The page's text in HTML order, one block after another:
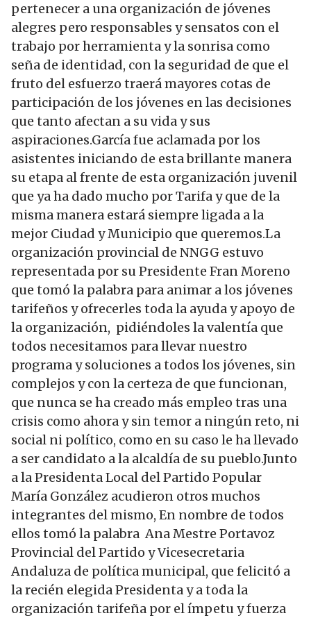
pertenecer a una organización de jóvenes
alegres pero responsables y sensatos con el
trabajo por herramienta y la sonrisa como
seña de identidad, con la seguridad de que el
fruto del esfuerzo traerá mayores cotas de
participación de los jóvenes en las decisiones
que tanto afectan a su vida y sus
aspiraciones.García fue aclamada por los
asistentes iniciando de esta brillante manera
su etapa al frente de esta organización juvenil
que ya ha dado mucho por Tarifa y que de la
misma manera estará siempre ligada a la
mejor Ciudad y Municipio que queremos.La
organización provincial de NNGG estuvo
representada por su Presidente Fran Moreno
que tomó la palabra para animar a los jóvenes
tarifeños y ofrecerles toda la ayuda y apoyo de
la organización, pidiéndoles la valentía que
todos necesitamos para llevar nuestro
programa y soluciones a todos los jóvenes, sin
complejos y con la certeza de que funcionan,
que nunca se ha creado más empleo tras una
crisis como ahora y sin temor a ningún reto, ni
social ni político, como en su caso le ha llevado
a ser candidato a la alcaldía de su pueblo.Junto
a la Presidenta Local del Partido Popular
María González acudieron otros muchos
integrantes del mismo, En nombre de todos
ellos tomó la palabra Ana Mestre Portavoz
Provincial del Partido y Vicesecretaria
Andaluza de política municipal, que felicitó a
la recién elegida Presidenta y a toda la
organización tarifeña por el ímpetu y fuerza